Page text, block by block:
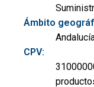
Ámbito
CPV: